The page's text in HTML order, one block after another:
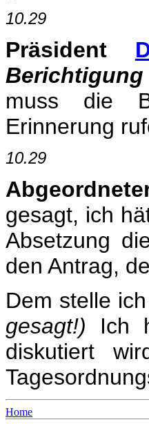
10.29
Präsident
Berichtigung
muss die
Erinnerung
10.29
gesagt, ich
Absetzung
den Antrag,
Dem stelle
gesagt!) Ich
diskutiert
Home